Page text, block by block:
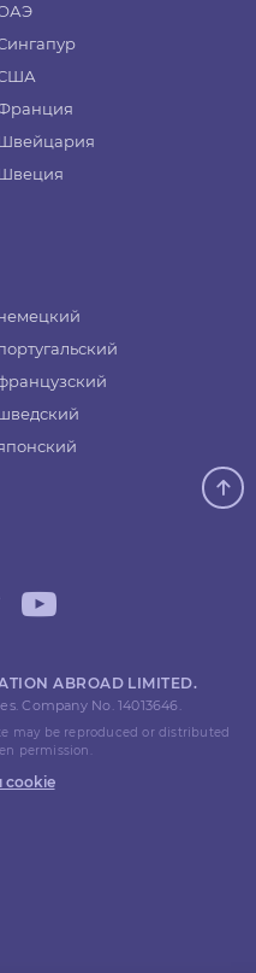
ABROAD LIMITED.
Company No. 14013646.
may be reproduced or distributed
permission.
cookie